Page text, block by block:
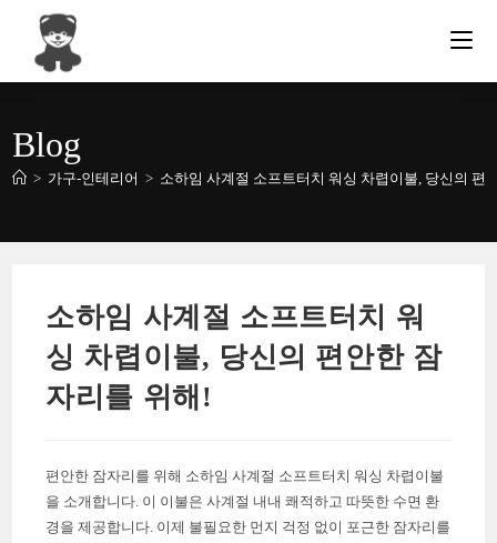
content
Blog
> 가구-인테리어 > 소하임 사계절 소프트터치 워싱 차렵이불, 당신의 편
소하임 사계절 소프트터치 워
싱 차렵이불, 당신의 편안한 잠
자리를 위해!
편안한 잠자리를 위해 소하임 사계절 소프트터치 워싱 차렵이불
을 소개합니다. 이 이불은 사계절 내내 쾌적하고 따뜻한 수면 환
경을 제공합니다. 이제 불필요한 먼지 걱정 없이 포근한 잠자리를